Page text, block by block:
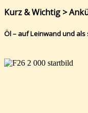
Kurz & Wichtig >
Öl – auf Leinwand und als